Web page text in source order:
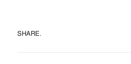
SHARE.